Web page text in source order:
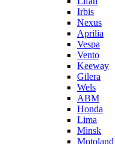
Irbis
Nexus
Aprilia
Vespa
Vento
Keeway
Gilera
Wels
ABM
Honda
Lima
Minsk
Motoland